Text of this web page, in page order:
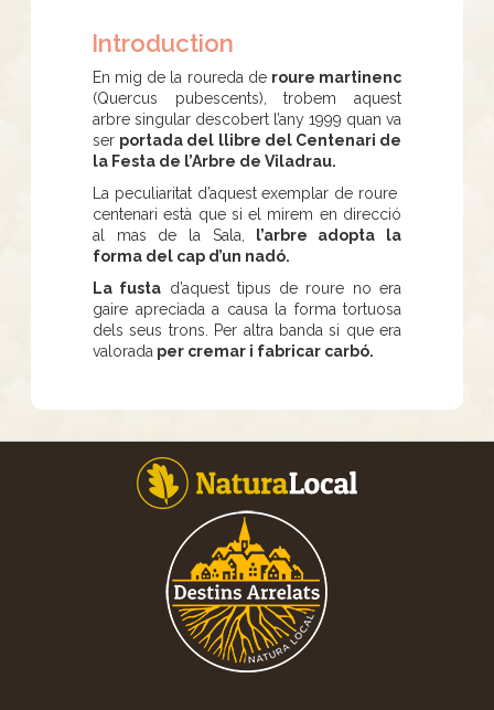
Introduction
En mig de la roureda de roure martinenc
(Quercus pubescents), trobem aquest
arbre singular descobert l’any 1999 quan va
ser portada del llibre del Centenari de
la Festa de l’Arbre de Viladrau.
La peculiaritat d’aquest exemplar de roure
centenari està que si el mirem en direcció
al mas de la Sala,
l’arbre adopta la
forma del cap d’un nadó.
La fusta d’aquest tipus de roure no era
gaire apreciada a causa la forma tortuosa
dels seus trons. Per altra banda si que era
valorada per cremar i fabricar carbó.